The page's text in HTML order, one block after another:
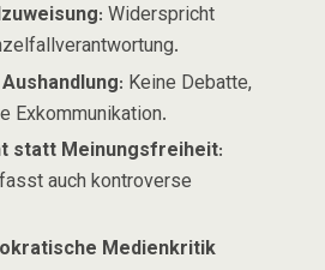
: Widerspricht
: Keine Debatte,
Exkommunikation.
statt Meinungsfreiheit:
auch kontroverse
Medienkritik